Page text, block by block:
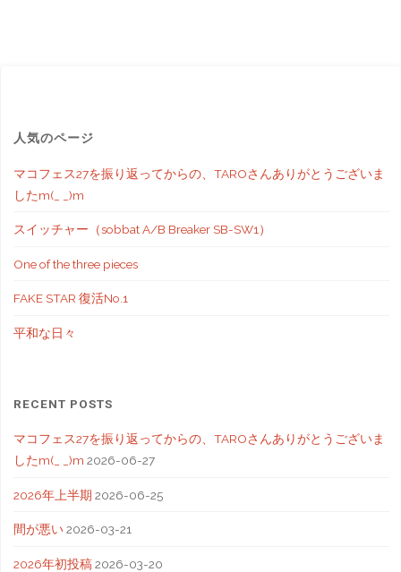
人気のページ
マコフェス27を振り返ってからの、TAROさんありがとうございま
したm(_ _)m
スイッチャー（sobbat A/B Breaker SB-SW1）
One of the three pieces
FAKE STAR 復活No.1
平和な日々
RECENT POSTS
マコフェス27を振り返ってからの、TAROさんありがとうございま
したm(_ _)m 2026-06-27
2026年上半期 2026-06-25
間が悪い 2026-03-21
2026年初投稿 2026-03-20